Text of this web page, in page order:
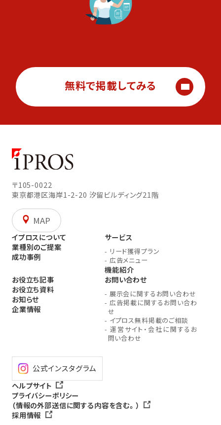
無料で掲載してみる
〒105-0022
東京都港区海岸1-2-20 汐留ビルディング21階
MAP
イプロスについて
業種別のご提案
成功事例
サービス
- リード獲得プラン
- 広告メニュー
機能紹介
お役立ち記事
お役立ち資料
お知らせ
企業情報
お問い合わせ
- 展示会に関するお問い合わせ
- 広告掲載に関するお問い合わ
せ
- イプロス無料掲載のご相談
- 運営サイト・会社に関するお
問い合わせ
公式インスタグラム
ヘルプサイト
プライバシーポリシー
（情報の外部送信に関する内容を含む。）
採用情報